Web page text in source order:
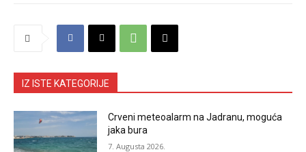
IZ ISTE KATEGORIJE
Crveni meteoalarm na Jadranu, moguća
jaka bura
7. Augusta 2026.